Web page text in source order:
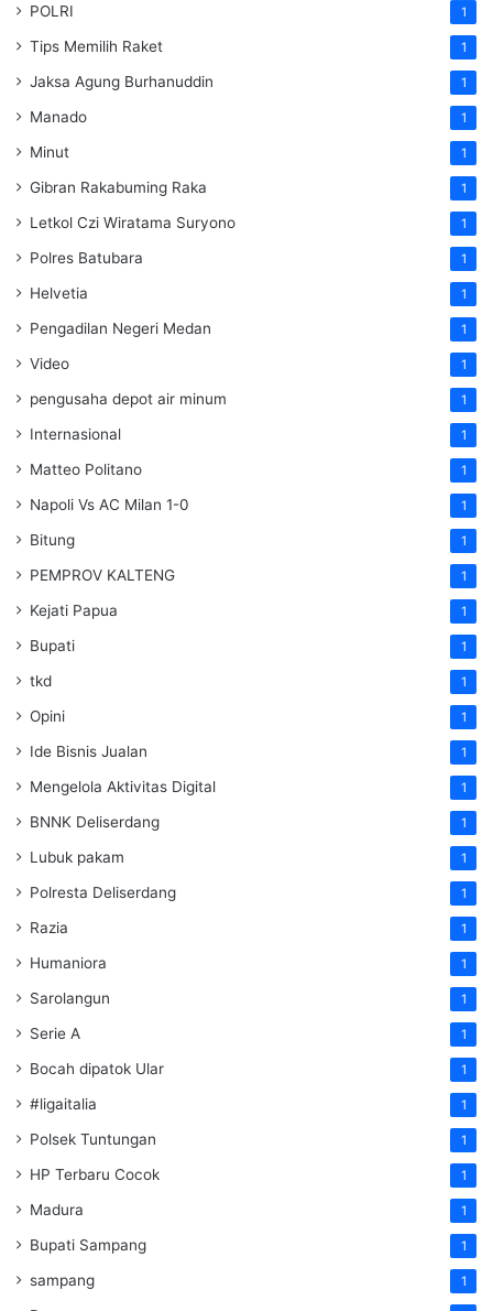
POLRI 1
Tips Memilih Raket 1
Jaksa Agung Burhanuddin 1
Manado 1
Minut 1
Gibran Rakabuming Raka 1
Letkol Czi Wiratama Suryono 1
Polres Batubara 1
Helvetia 1
Pengadilan Negeri Medan 1
Video 1
pengusaha depot air minum 1
Internasional 1
Matteo Politano 1
Napoli Vs AC Milan 1-0 1
Bitung 1
PEMPROV KALTENG 1
Kejati Papua 1
Bupati 1
tkd 1
Opini 1
Ide Bisnis Jualan 1
Mengelola Aktivitas Digital 1
BNNK Deliserdang 1
Lubuk pakam 1
Polresta Deliserdang 1
Razia 1
Humaniora 1
Sarolangun 1
Serie A 1
Bocah dipatok Ular 1
#ligaitalia 1
Polsek Tuntungan 1
HP Terbaru Cocok 1
Madura 1
Bupati Sampang 1
sampang 1